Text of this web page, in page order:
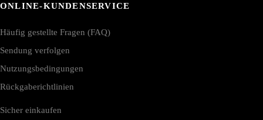
ONLINE-KUNDENSERVICE
Häufig gestellte Fragen (FAQ)
Sendung verfolgen
Nutzungsbedingungen
Rückgaberichtlinien
Sicher einkaufen